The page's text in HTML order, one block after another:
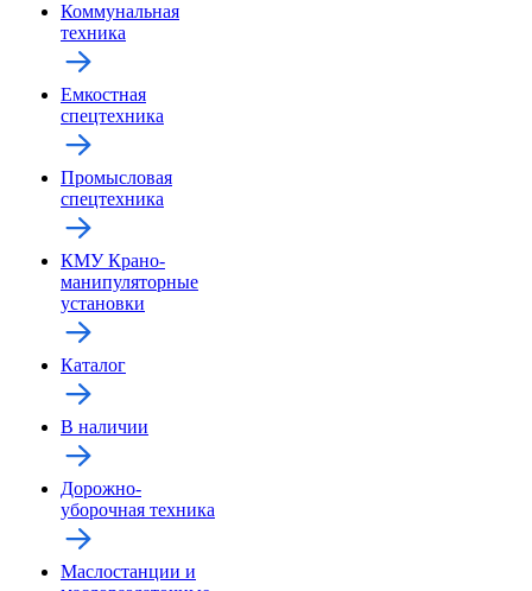
Коммунальная
техника
Емкостная
спецтехника
Промысловая
спецтехника
КМУ Крано-
манипуляторные
установки
Каталог
В наличии
Дорожно-
уборочная техника
Маслостанции и